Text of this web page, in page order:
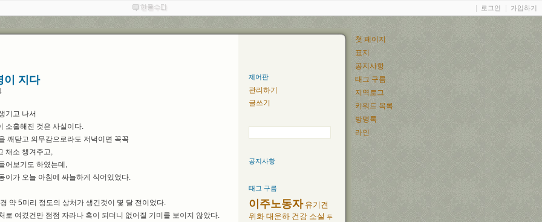
첫 페이지
표지
공지사항
태그 구름
지역로그
키워드 목록
방명록
라인
이 지다
기고 나서
소홀해진 것은 사실이다.
깨닫고 의무감으로라도 저녁이면 꼭꼭
채소 챙겨주고,
어보기도 하였는데,
이가 오늘 아침에 싸늘하게 식어있었다.
약 5미리 정도의 상처가 생긴것이 몇 달 전이었다.
로 여겼건만 점점 자라나 혹이 되더니 없어질 기미를 보이지 않았다.
제어판
관리하기
글쓰기
공지사항
태그 구름
이주노동자 유기견
위화 대운하 건강 소설 두
로그인 가입하기